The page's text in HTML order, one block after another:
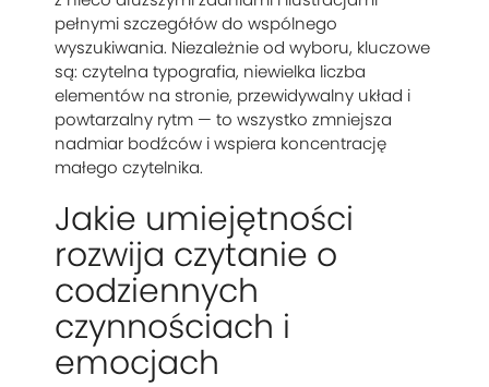
pełnymi szczegółów do wspólnego
wyszukiwania. Niezależnie od wyboru, kluczowe
są: czytelna typografia, niewielka liczba
elementów na stronie, przewidywalny układ i
powtarzalny rytm — to wszystko zmniejsza
nadmiar bodźców i wspiera koncentrację
małego czytelnika.
Jakie umiejętności
rozwija czytanie o
codziennych
czynnościach i
emocjach